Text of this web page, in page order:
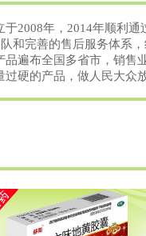
年，2014年顺利通
和完善的售后服务体系
遍布全国多省市，销售
硬的产品，做人民大众